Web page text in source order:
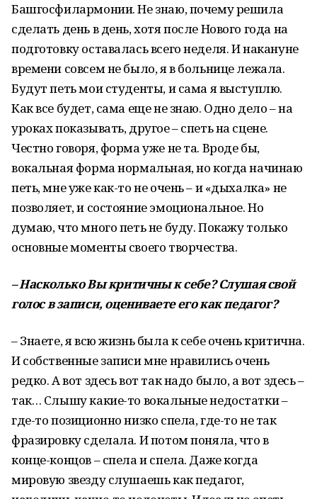
Башгосфилармонии. Не знаю, почему решила
сделать день в день, хотя после Нового года на
подготовку оставалась всего неделя. И накануне
времени совсем не было, я в больнице лежала.
Будут петь мои студенты, и сама я выступлю.
Как все будет, сама еще не знаю. Одно дело – на
уроках показывать, другое – спеть на сцене.
Честно говоря, форма уже не та. Вроде бы,
вокальная форма нормальная, но когда начинаю
петь, мне уже как-то не очень – и «дыхалка» не
позволяет, и состояние эмоциональное. Но
думаю, что много петь не буду. Покажу только
основные моменты своего творчества.
–НасколькоВыкритичныксебе?Слушаясвой
голосв записи, оцениваете егокакпедагог?
– Знаете, я всю жизнь была к себе очень критична.
И собственные записи мне нравились очень
редко. А вот здесь вот так надо было, а вот здесь –
так… Слышу какие-то вокальные недостатки –
где-то позиционно низко спела, где-то не так
фразировку сделала. И потом поняла, что в
конце-концов – спела и спела. Даже когда
мировую звезду слушаешь как педагог,